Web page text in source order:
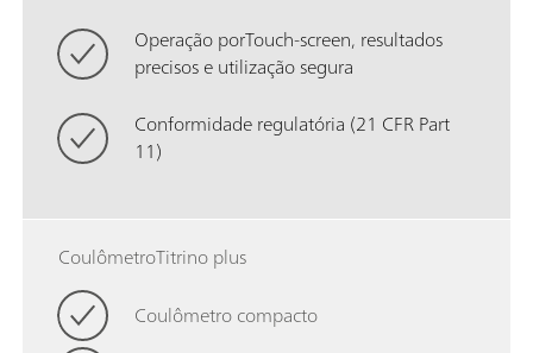
Operação porTouch-screen, resultados
precisos e utilização segura
Conformidade regulatória (21 CFR Part
11)
CoulômetroTitrino plus
Coulômetro compacto